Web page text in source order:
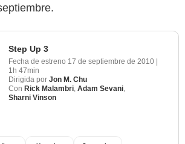
Step Up 3
Fecha de estreno 17 de septiembre de 2010
1h 47min
Dirigida por Jon M. Chu
Con Rick Malambri, Adam Sevani,
Sharni Vinson